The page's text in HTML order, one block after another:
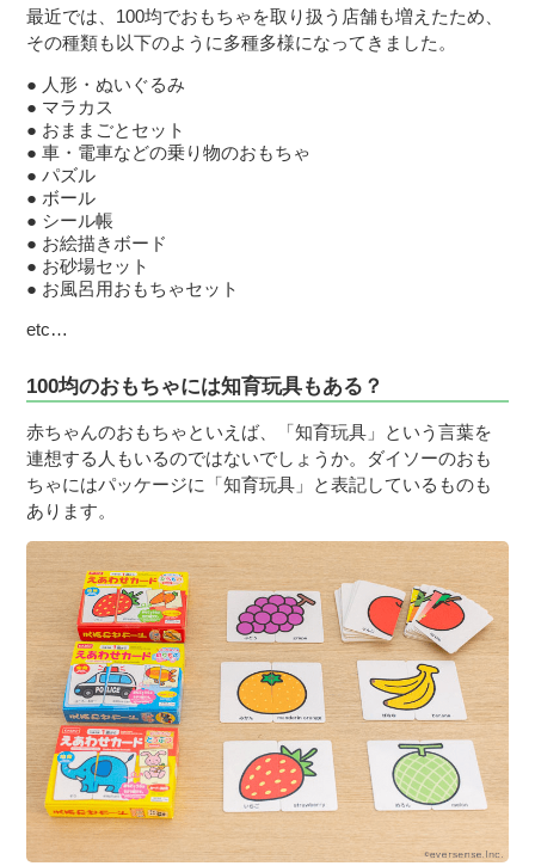
最近では、100均でおもちゃを取り扱う店舗も増えたため、
その種類も以下のように多種多様になってきました。
人形・ぬいぐるみ
マラカス
おままごとセット
車・電車などの乗り物のおもちゃ
パズル
ボール
シール帳
お絵描きボード
お砂場セット
お風呂用おもちゃセット
etc…
100均のおもちゃには知育玩具もある？
赤ちゃんのおもちゃといえば、「知育玩具」という言葉を
連想する人もいるのではないでしょうか。ダイソーのおも
ちゃにはパッケージに「知育玩具」と表記しているものも
あります。